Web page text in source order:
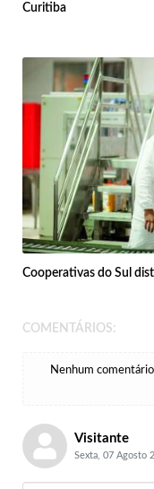
Curitiba
Cooperativas do Sul
COMENTÁRIOS:
Nenhum
Visitante
Sexta, 07 Agosto